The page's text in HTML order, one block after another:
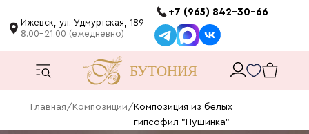
Ижевск, ул. Удмуртская, 189
8.00-21.00 (ежедневно)
+7 (965) 842-30-66
Главная/ Композиции/ Композиция из белых
гипсофил "Пушинка"